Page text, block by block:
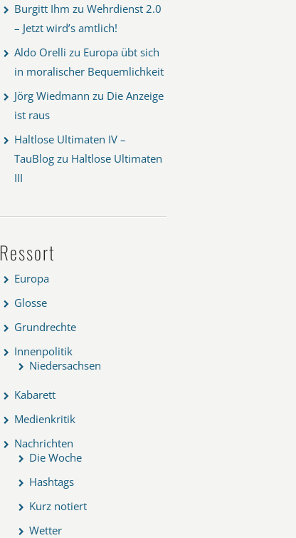
Burgitt Ihm zu Wehrdienst 2.0
– Jetzt wird’s amtlich!
Aldo Orelli zu Europa übt sich
in moralischer Bequemlichkeit
Jörg Wiedmann zu Die Anzeige
ist raus
Haltlose Ultimaten IV –
TauBlog zu Haltlose Ultimaten
III
Ressort
Europa
Glosse
Grundrechte
Innenpolitik
Niedersachsen
Kabarett
Medienkritik
Nachrichten
Die Woche
Hashtags
Kurz notiert
Wetter